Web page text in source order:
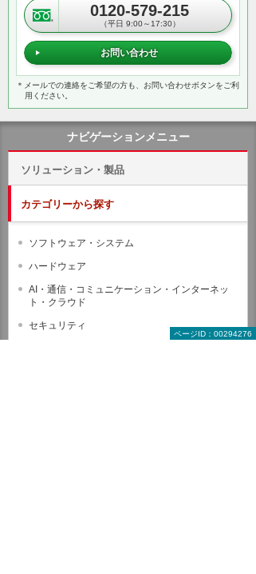
0120-579-215
（平日 9:00～17:30）
お問い合わせ
＊メールでの連絡をご希望の方も、お問い合わせボタンをご利
用ください。
ページID：00294276
ナビゲーションメニュー
ソリューション・製品
カテゴリーから探す
ソフトウェア・システム
ハードウェア
AI・通信・コミュニケーション・インターネッ
ト・クラウド
セキュリティ